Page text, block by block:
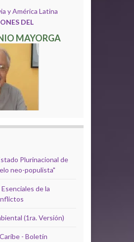
y América Latina
DEL
MAYORGA
Plurinacional de
neo-populista"
de la
(1ra. Versión)
- Boletín